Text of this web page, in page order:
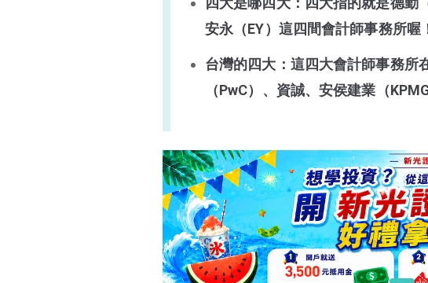
安永（EY）這四間會計師事務所喔
台灣的四大：這四大會計師事務所
（PwC）、資誠、安侯建業（